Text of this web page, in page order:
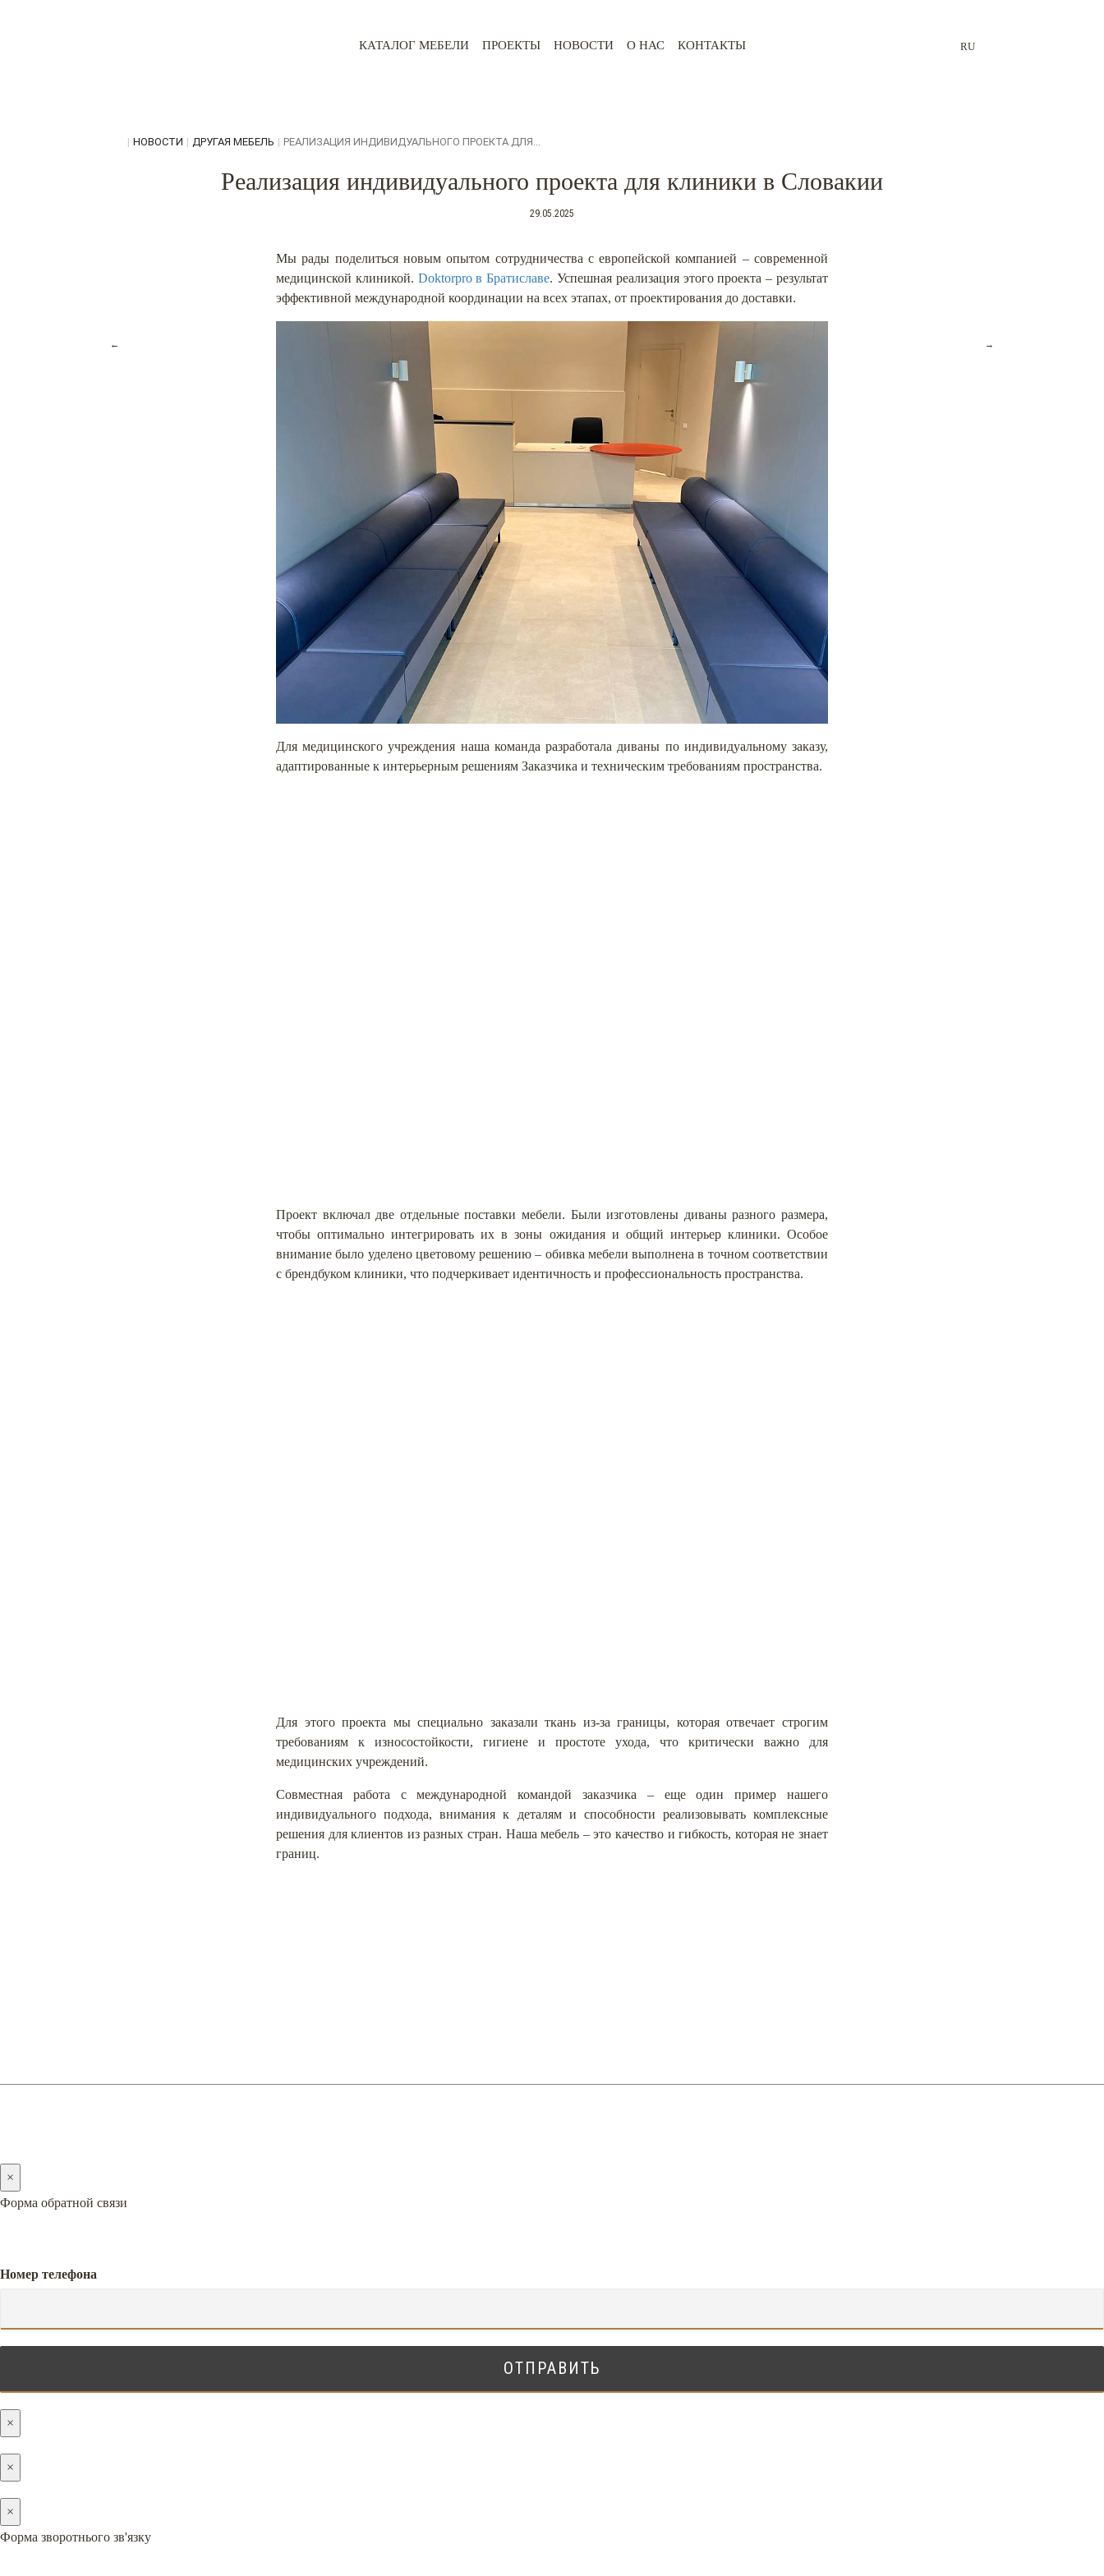
КАТАЛОГ МЕБЕЛИ ПРОЕКТЫ НОВОСТИ О НАС КОНТАКТЫ RU
| НОВОСТИ | ДРУГАЯ МЕБЕЛЬ | РЕАЛИЗАЦИЯ ИНДИВИДУАЛЬНОГО ПРОЕКТА ДЛЯ...
Реализация индивидуального проекта для клиники в Словакии
29.05.2025
Мы рады поделиться новым опытом сотрудничества с европейской компанией – современной
медицинской клиникой. Doktorpro в Братиславе. Успешная реализация этого проекта – результат
эффективной международной координации на всех этапах, от проектирования до доставки.
Для медицинского учреждения наша команда разработала диваны по индивидуальному заказу,
адаптированные к интерьерным решениям Заказчика и техническим требованиям пространства.
Проект включал две отдельные поставки мебели. Были изготовлены диваны разного размера,
чтобы оптимально интегрировать их в зоны ожидания и общий интерьер клиники. Особое
внимание было уделено цветовому решению – обивка мебели выполнена в точном соответствии
с брендбуком клиники, что подчеркивает идентичность и профессиональность пространства.
Для этого проекта мы специально заказали ткань из-за границы, которая отвечает строгим
требованиям к износостойкости, гигиене и простоте ухода, что критически важно для
медицинских учреждений.
Совместная работа с международной командой заказчика – еще один пример нашего
индивидуального подхода, внимания к деталям и способности реализовывать комплексные
решения для клиентов из разных стран. Наша мебель – это качество и гибкость, которая не знает
границ.
← →
×
Форма обратной связи
Номер телефона
×
×
×
Форма зворотнього зв'язку